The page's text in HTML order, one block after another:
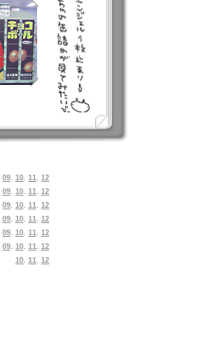
09. 10. 11. 12
09. 10. 11. 12
09. 10. 11. 12
09. 10. 11. 12
09. 10. 11. 12
09. 10. 11. 12
10. 11. 12